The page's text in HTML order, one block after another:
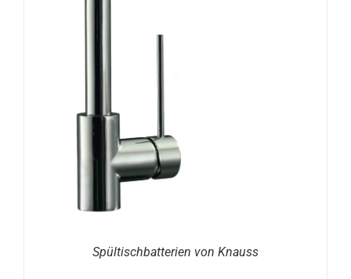
Spültischbatterien von Knauss